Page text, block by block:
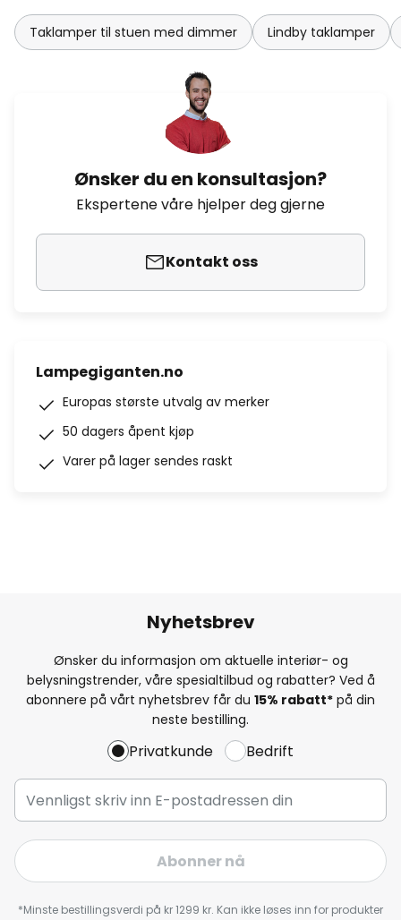
Taklamper til stuen med dimmer Lindby taklamper
Ønsker du en konsultasjon?
Ekspertene våre hjelper deg gjerne
Kontakt oss
Lampegiganten.no
Europas største utvalg av merker
50 dagers åpent kjøp
Varer på lager sendes raskt
Nyhetsbrev
Ønsker du informasjon om aktuelle interiør- og
belysningstrender, våre spesialtilbud og rabatter? Ved å
abonnere på vårt nyhetsbrev får du 15% rabatt* på din
neste bestilling.
Privatkunde Bedrift
Abonner nå
*Minste bestillingsverdi på kr 1299 kr. Kan ikke løses inn for produkter